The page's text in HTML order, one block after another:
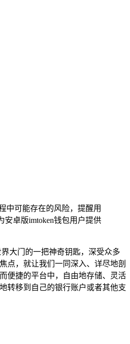
中可能存在的风险，提醒用
卓版imtoken钱包用户提供
大门的一把神奇钥匙，深受众多
点，就让我们一同深入、详尽地剖
便捷的平台中，自由地存储、灵活
转移到自己的银行账户或者其他支